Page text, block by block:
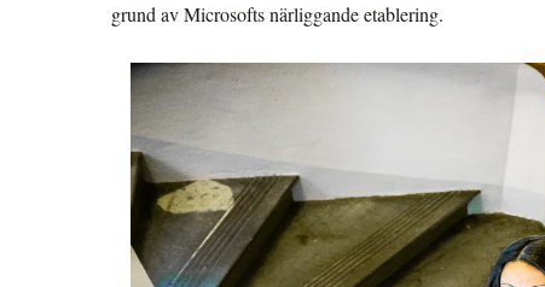
grund av Microsofts närliggande etablering.